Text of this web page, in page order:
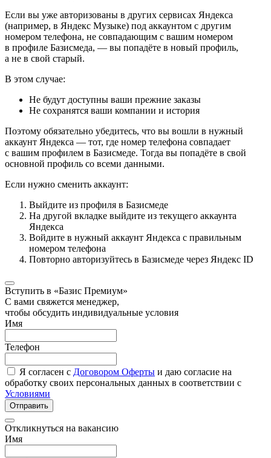
Если вы уже авторизованы в других сервисах Яндекса
(например, в Яндекс Музыке) под аккаунтом с другим
номером телефона, не совпадающим с вашим номером
в профиле Базисмеда, — вы попадёте в новый профиль,
а не в свой старый.
В этом случае:
Не будут доступны ваши прежние заказы
Не сохранятся ваши компании и история
Поэтому обязательно убедитесь, что вы вошли в нужный
аккаунт Яндекса — тот, где номер телефона совпадает
с вашим профилем в Базисмеде. Тогда вы попадёте в свой
основной профиль со всеми данными.
Если нужно сменить аккаунт:
Выйдите из профиля в Базисмеде
На другой вкладке выйдите из текущего аккаунта
Яндекса
Войдите в нужный аккаунт Яндекса с правильным
номером телефона
Повторно авторизуйтесь в Базисмеде через Яндекс ID
Вступить в «Базис Премиум»
С вами свяжется менеджер,
чтобы обсудить индивидуальные условия
Имя
Телефон
Я согласен с Договором Оферты и даю согласие на
обработку своих персональных данных в соответствии с
Условиями
Отправить
Откликнуться на вакансию
Имя